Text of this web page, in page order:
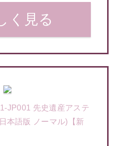
く見る
JP001 先史遺産アステ
本語版 ノーマル)【新